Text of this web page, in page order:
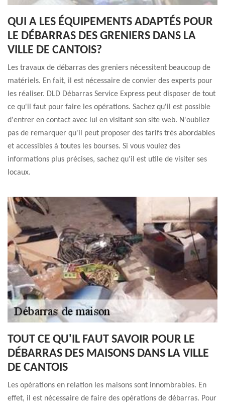
QUI A LES ÉQUIPEMENTS ADAPTÉS POUR
LE DÉBARRAS DES GRENIERS DANS LA
VILLE DE CANTOIS?
Les travaux de débarras des greniers nécessitent beaucoup de
matériels. En fait, il est nécessaire de convier des experts pour
les réaliser. DLD Débarras Service Express peut disposer de tout
ce qu'il faut pour faire les opérations. Sachez qu'il est possible
d'entrer en contact avec lui en visitant son site web. N'oubliez
pas de remarquer qu'il peut proposer des tarifs très abordables
et accessibles à toutes les bourses. Si vous voulez des
informations plus précises, sachez qu'il est utile de visiter ses
locaux.
TOUT CE QU'IL FAUT SAVOIR POUR LE
DÉBARRAS DES MAISONS DANS LA VILLE
DE CANTOIS
Les opérations en relation les maisons sont innombrables. En
effet, il est nécessaire de faire des opérations de débarras. Pour